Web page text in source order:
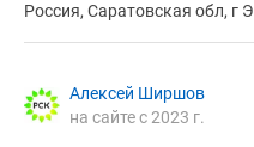
Россия, Саратовская обл, г
Алексей Ширшов
на сайте с 2023 г.